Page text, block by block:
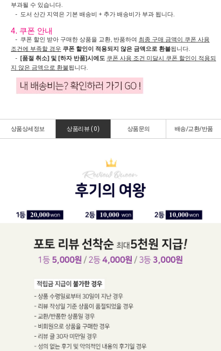
부과될 수 있습니다.
- 도서 산간 지역은 기본 배송비 + 추가 배송비가 부과 됩니다.
4. 쿠폰 안내
- 쿠폰 할인 받아 구매한 상품을 교환, 반품하여 최종 구매 금액이 쿠폰 사용
조건에 부족할 경우 쿠폰 할인이 적용되지 않은 금액으로 환불됩니다.
- [품절 취소] 및 [하자 반품]시에도 쿠폰 사용 조건 미달시 쿠폰 할인이 적용되
지 않은 금액으로 환불됩니다.
상품상세정보 상품리뷰 (0) 상품문의 배송/교환/반품